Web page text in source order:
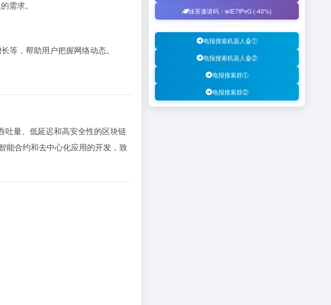
需求。
等，帮助用户把握网络动态。
吐量、低延迟和高安全性的区块链
能合约和去中心化应用的开发，致
抹茶邀请码：wIE7fPvG (-40%)
电报搜索机器人🤖①
电报搜索机器人🤖②
电报搜索群①
电报搜索群②